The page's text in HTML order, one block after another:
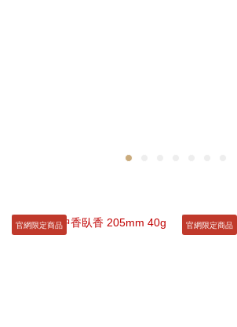
官網限定商品 官網限定商品